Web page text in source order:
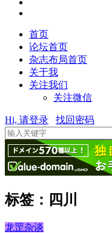
首页
论坛首页
杂志布局首页
关于我
关注我们
关注微信
Hi, 请登录 找回密码
标签：四川
龙罡杂谈